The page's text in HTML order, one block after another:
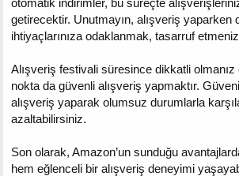
getirecektir. Unutmayın, alışveriş yaparken
ihtiyaçlarınıza odaklanmak, tasarruf
Alışveriş festivali süresince dikkatli
nokta da güvenli alışveriş yapmaktır.
alışveriş yaparak olumsuz durumlarla
azaltabilirsiniz.
Son olarak, Amazon’un sunduğu
hem eğlenceli bir alışveriş deneyimi